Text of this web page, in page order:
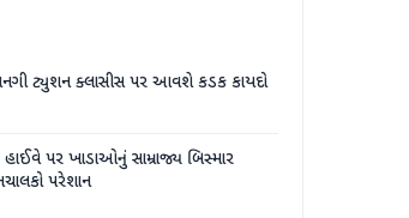
ટ્યુશન ક્લાસીસ પર આવશે કડક કાયદો
હાઈવે પર ખાડાઓનું સામ્રાજ્ય બિસ્માર
પરેશાન